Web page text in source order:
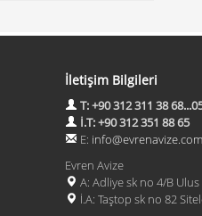
İletişim Bilgileri
T: +90 312 311 38
İ.T: +90 312 351 88 65
E:
Evren Avize
A: Adliye sk no 4/B Ulus
İ.A: Taştop sk no 82